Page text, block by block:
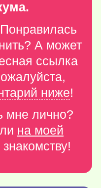
А может
ссылка
ниже!
мне лично?
на моей